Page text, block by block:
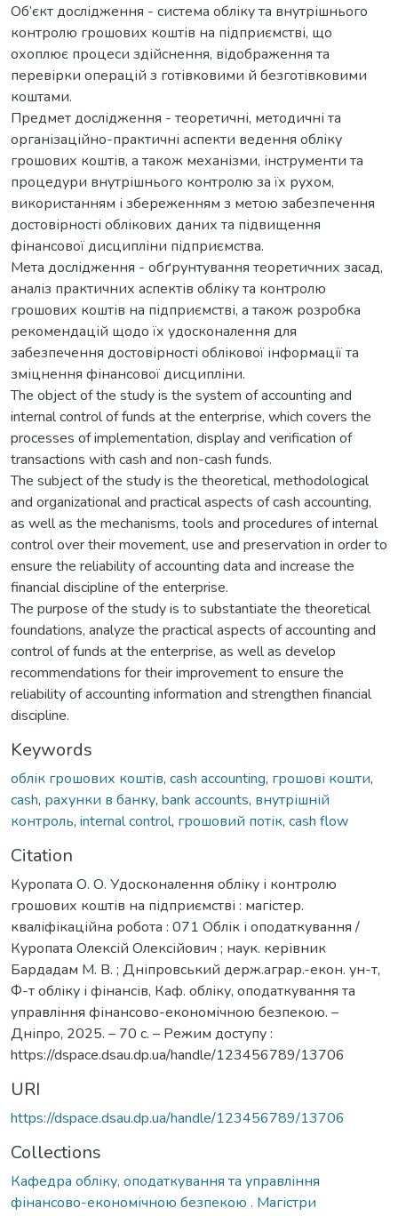
Об’єкт дослідження - система обліку та внутрішнього
контролю грошових коштів на підприємстві, що
охоплює процеси здійснення, відображення та
перевірки операцій з готівковими й безготівковими
коштами.
Предмет дослідження - теоретичні, методичні та
організаційно-практичні аспекти ведення обліку
грошових коштів, а також механізми, інструменти та
процедури внутрішнього контролю за їх рухом,
використанням і збереженням з метою забезпечення
достовірності облікових даних та підвищення
фінансової дисципліни підприємства.
Мета дослідження - обґрунтування теоретичних засад,
аналіз практичних аспектів обліку та контролю
грошових коштів на підприємстві, а також розробка
рекомендацій щодо їх удосконалення для
забезпечення достовірності облікової інформації та
зміцнення фінансової дисципліни.
The object of the study is the system of accounting and
internal control of funds at the enterprise, which covers the
processes of implementation, display and verification of
transactions with cash and non-cash funds.
The subject of the study is the theoretical, methodological
and organizational and practical aspects of cash accounting,
as well as the mechanisms, tools and procedures of internal
control over their movement, use and preservation in order to
ensure the reliability of accounting data and increase the
financial discipline of the enterprise.
The purpose of the study is to substantiate the theoretical
foundations, analyze the practical aspects of accounting and
control of funds at the enterprise, as well as develop
recommendations for their improvement to ensure the
reliability of accounting information and strengthen financial
discipline.
Keywords
облік грошових коштів, cash accounting, грошові кошти,
cash, рахунки в банку, bank accounts, внутрішній
контроль, internal control, грошовий потік, cash flow
Citation
Куропата О. О. Удосконалення обліку і контролю
грошових коштів на підприємстві : магістер.
кваліфікаційна робота : 071 Облік і оподаткування /
Куропата Олексій Олексійович ; наук. керівник
Бардадам М. В. ; Дніпровський держ.аграр.-екон. ун-т,
Ф-т обліку і фінансів, Каф. обліку, оподаткування та
управління фінансово-економічною безпекою. –
Дніпро, 2025. – 70 с. – Режим доступу :
https://dspace.dsau.dp.ua/handle/123456789/13706
URI
https://dspace.dsau.dp.ua/handle/123456789/13706
Collections
Кафедра обліку, оподаткування та управління
фінансово-економічною безпекою . Магістри